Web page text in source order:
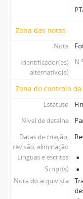
Zona das notas
Nota
Identificador(es)
alternativo(s)
Zona do controlo
Estatuto
Nível de detalhe
Datas de criação,
revisão, eliminação
Línguas e escritas
Script(s)
Nota do arquivista